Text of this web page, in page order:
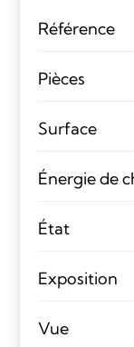
Référence
Pièces
Surface
Énergie de
État
Exposition
Vue